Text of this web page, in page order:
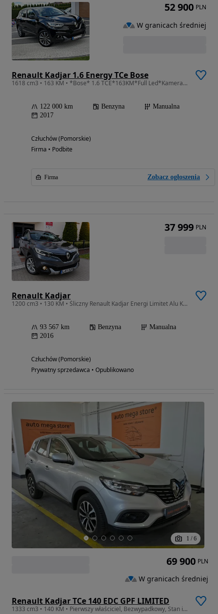
Renault Kadjar 1.6 Energy TCe Bose
1618 cm3 • 163 KM • *Bose* 1.6 TCE*163KM*Full Led*Kamera*Navi*Półskóra*Panorama*Sam parkuj
122 000 km Benzyna
Manualna
2017
Człuchów (Pomorskie)
Firma • Podbite
Firma Zobacz ogłoszenia
52 900 PLN
W granicach średniej
Renault Kadjar
1200 cm3 • 130 KM • Śliczny Renault Kadjar Energi Limitet Alu Klimatronik Navi LED Pół Skóry 1 Właściciel Przebieg 93.Bezwypdkowy.
93 567 km Benzyna
Manualna
2016
Człuchów (Pomorskie)
Prywatny sprzedawca • Opublikowano
37 999 PLN
1 / 6
Renault Kadjar TCe 140 EDC GPF LIMITED
1333 cm3 • 140 KM • Pierwszy właściciel, Bezwypadkowy, Stan idealny
69 900 PLN
W granicach średniej